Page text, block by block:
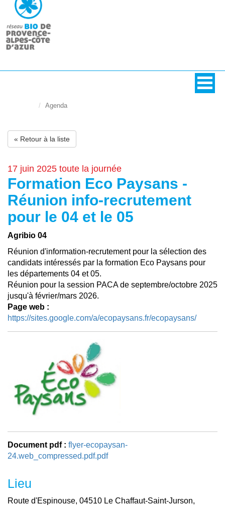
Agenda
« Retour à la liste
17 juin 2025 toute la journée
Formation Eco Paysans -
Réunion info-recrutement
pour le 04 et le 05
Agribio 04
Réunion d'information-recrutement pour la sélection des
candidats intéressés par la formation Eco Paysans pour
les départements 04 et 05.
Réunion pour la session PACA de septembre/octobre 2025
jusqu'à février/mars 2026.
Page web :
https://sites.google.com/a/ecopaysans.fr/ecopaysans/
Document pdf : flyer-ecopaysan-
24.web_compressed.pdf.pdf
Lieu
Route d'Espinouse, 04510 Le Chaffaut-Saint-Jurson,